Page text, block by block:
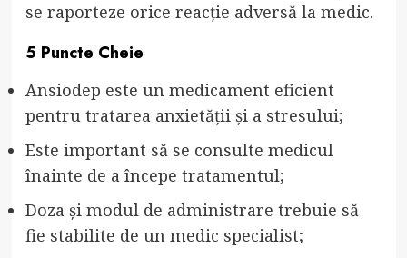
se raporteze orice reacție adversă la medic.
5 Puncte Cheie
Ansiodep este un medicament eficient
pentru tratarea anxietății și a stresului;
Este important să se consulte medicul
înainte de a începe tratamentul;
Doza și modul de administrare trebuie să
fie stabilite de un medic specialist;